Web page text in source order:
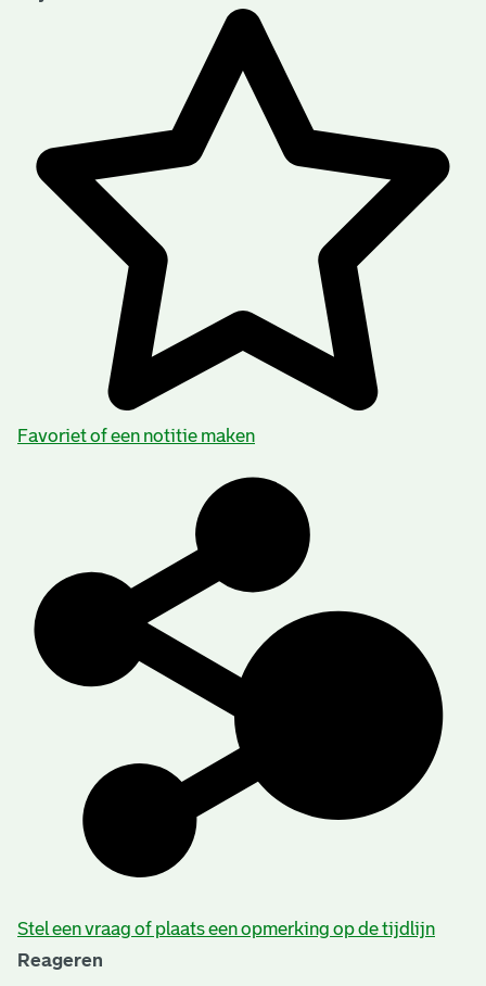
Favoriet of een notitie maken
Stel een vraag of plaats een opmerking op de tijdlijn
Reageren